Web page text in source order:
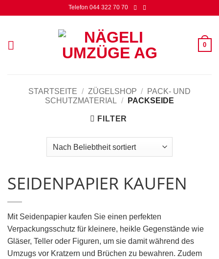
Inhalt
Telefon 044 322 70 70
0
STARTSEITE / ZÜGELSHOP /
PACK- UND
SCHUTZMATERIAL / PACKSEIDE
FILTER
SEIDENPAPIER KAUFEN
Mit Seidenpapier kaufen Sie einen perfekten
Verpackungsschutz für kleinere, heikle Gegenstände wie
Gläser, Teller oder Figuren, um sie damit während des
Umzugs vor Kratzern und Brüchen zu bewahren. Zudem